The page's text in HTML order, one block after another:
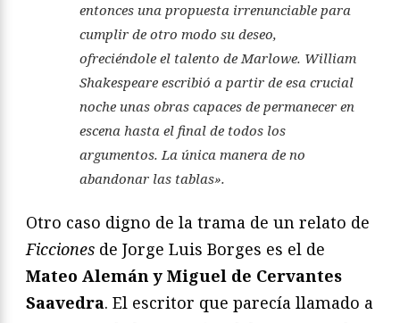
entonces una propuesta irrenunciable para
cumplir de otro modo su deseo,
ofreciéndole el talento de Marlowe. William
Shakespeare escribió a partir de esa crucial
noche unas obras capaces de permanecer en
escena hasta el final de todos los
argumentos. La única manera de no
abandonar las tablas».
Otro caso digno de la trama de un relato de
Ficciones de Jorge Luis Borges es el de
Mateo Alemán y Miguel de Cervantes
Saavedra. El escritor que parecía llamado a